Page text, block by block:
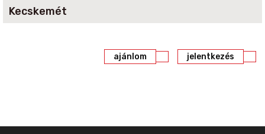
Kecskemét
ajánlom jelentkezés